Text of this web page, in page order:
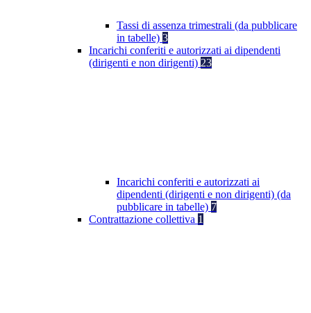
Tassi di assenza trimestrali (da pubblicare
in tabelle) 3
Incarichi conferiti e autorizzati ai dipendenti
(dirigenti e non dirigenti) 23
Incarichi conferiti e autorizzati ai
dipendenti (dirigenti e non dirigenti) (da
pubblicare in tabelle) 7
Contrattazione collettiva 1